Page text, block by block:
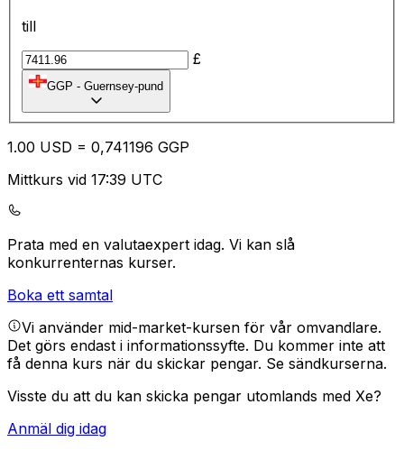
till
£
GGP - Guernsey-pund
1.00 USD = 0,741196 GGP
Mittkurs vid 17:39 UTC
Prata med en valutaexpert idag. Vi kan slå
konkurrenternas kurser.
Boka ett samtal
Vi använder mid-market-kursen för vår omvandlare.
Det görs endast i informationssyfte. Du kommer inte att
få denna kurs när du skickar pengar. Se sändkurserna.
Visste du att du kan skicka pengar utomlands med Xe?
Anmäl dig idag